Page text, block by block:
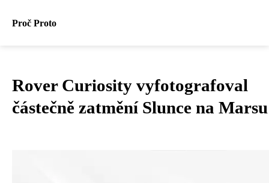
Proč Proto
Rover Curiosity vyfotografoval
částečně zatmění Slunce na Marsu